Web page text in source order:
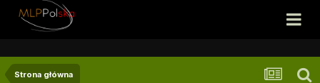
Strona główna